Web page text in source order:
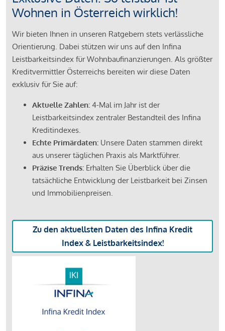
Wohnen in Österreich wirklich!
Wir bieten Ihnen in unseren Ratgebern stets verlässliche
Orientierung. Dabei stützen wir uns auf den Infina
Leistbarkeitsindex für Wohnbaufinanzierungen. Als größter
Kreditvermittler Österreichs bereiten wir diese Daten
exklusiv für Sie auf:
Aktuelle Zahlen: 4-Mal im Jahr ist der
Leistbarkeitsindex zentraler Bestandteil des Infina
Kreditindexes.
Echte Primärdaten: Unsere Daten stammen direkt
aus unserer täglichen Praxis als Marktführer.
Präzise Trends: Erhalten Sie Überblick über die
tatsächliche Entwicklung der Leistbarkeit bei Zinsen
und Immobilienpreisen.
Zu den aktuellsten Daten des Infina Kredit
Index & Leistbarkeitsindex!